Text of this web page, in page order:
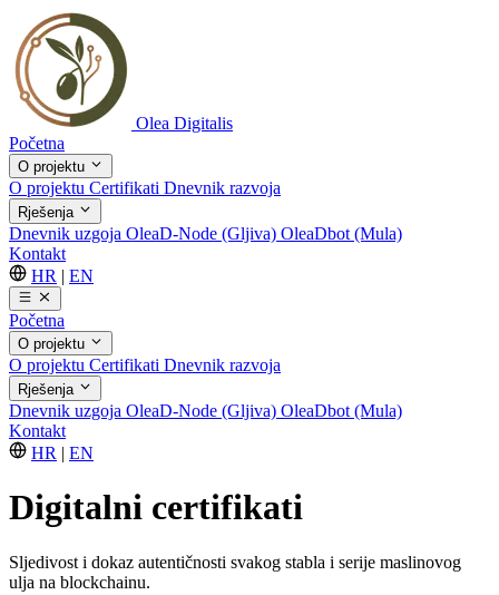
Olea Digitalis
Početna
O projektu
O projektu Certifikati Dnevnik razvoja
Rješenja
Dnevnik uzgoja OleaD-Node (Gljiva) OleaDbot (Mula)
Kontakt
HR | EN
Početna
O projektu
O projektu Certifikati Dnevnik razvoja
Rješenja
Dnevnik uzgoja OleaD-Node (Gljiva) OleaDbot (Mula)
Kontakt
HR | EN
Digitalni certifikati
Sljedivost i dokaz autentičnosti svakog stabla i serije maslinovog
ulja na blockchainu.